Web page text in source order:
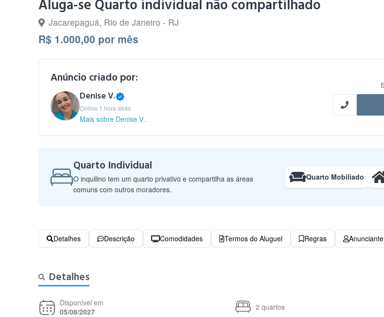
Aluga-se Quarto individual não compartilhado
Jacarepaguá, Rio de Janeiro - RJ
R$ 1.000,00 por mês
Anúncio criado por:
Denise V.
Online 1 hora atrás
Mais sobre Denise V..
Quarto Individual
O inquilino tem um quarto privativo e compartilha as áreas
comuns com outros moradores.
Quarto Mobiliado
Detalhes Descrição Comodidades Termos do Aluguel Regras Anunciante
Detalhes
Disponível em
05/08/2027
2 quartos